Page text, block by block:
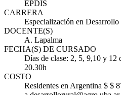
EPDIS
CARRERA
Especialización en Desarrollo
DOCENTE(S)
A. Lapalma
FECHA(S) DE CURSADO
Días de clase: 2, 5, 9,10 y 12
20.30h
COSTO
Residentes en Argentina $ $